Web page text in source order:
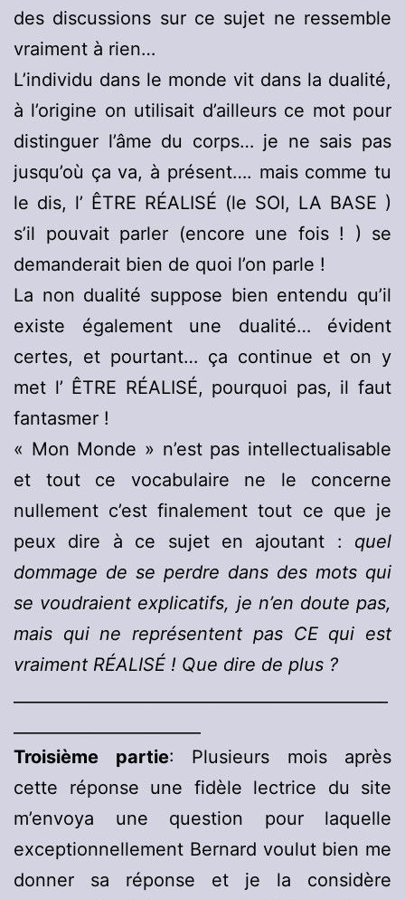
des discussions sur ce sujet ne ressemble
vraiment à rien…
L’individu dans le monde vit dans la dualité,
à l’origine on utilisait d’ailleurs ce mot pour
distinguer l’âme du corps… je ne sais pas
jusqu’où ça va, à présent…. mais comme tu
le dis, l’ ÊTRE RÉALISÉ (le SOI, LA BASE )
s’il pouvait parler (encore une fois ! ) se
demanderait bien de quoi l’on parle !
La non dualité suppose bien entendu qu’il
existe également une dualité… évident
certes, et pourtant… ça continue et on y
met l’ ÊTRE RÉALISÉ, pourquoi pas, il faut
fantasmer !
« Mon Monde » n’est pas intellectualisable
et tout ce vocabulaire ne le concerne
nullement c’est finalement tout ce que je
peux dire à ce sujet en ajoutant : quel
dommage de se perdre dans des mots qui
se voudraient explicatifs, je n’en doute pas,
mais qui ne représentent pas CE qui est
vraiment RÉALISÉ ! Que dire de plus ?
Troisième partie: Plusieurs mois après
cette réponse une fidèle lectrice du site
m’envoya une question pour laquelle
exceptionnellement Bernard voulut bien me
donner sa réponse et je la considère